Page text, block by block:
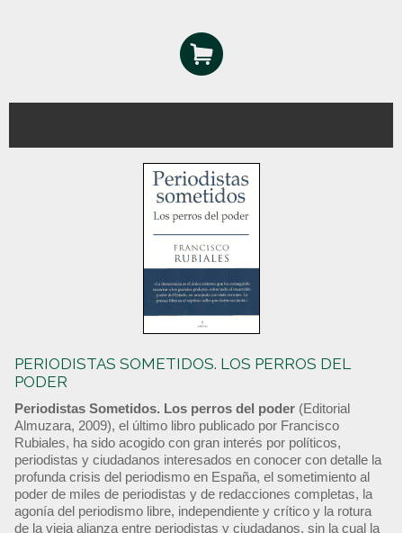
PERIODISTAS SOMETIDOS. LOS PERROS DEL
PODER
Periodistas Sometidos. Los perros del poder (Editorial
Almuzara, 2009), el último libro publicado por Francisco
Rubiales, ha sido acogido con gran interés por políticos,
periodistas y ciudadanos interesados en conocer con detalle la
profunda crisis del periodismo en España, el sometimiento al
poder de miles de periodistas y de redacciones completas, la
agonía del periodismo libre, independiente y crítico y la rotura
de la vieja alianza entre periodistas y ciudadanos, sin la cual la